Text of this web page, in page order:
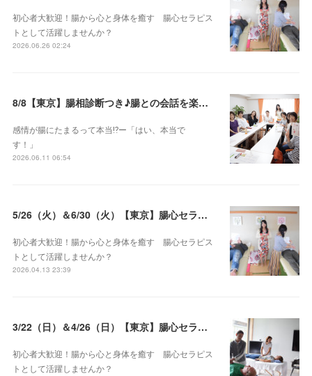
初心者大歓迎！腸から心と身体を癒す 腸心セラピス
トとして活躍しませんか？
2026.06.26 02:24
8/8【東京】腸相診断つき♪腸との会話を楽しむ♡腸心セラピー♪お試し体験会
感情が腸にたまるって本当⁉️ー「はい、本当で
す！」
2026.06.11 06:54
5/26（火）＆6/30（火）【東京】腸心セラピスト養成コース《２日間コース》開講決定
初心者大歓迎！腸から心と身体を癒す 腸心セラピス
トとして活躍しませんか？
2026.04.13 23:39
3/22（日）＆4/26（日）【東京】腸心セラピスト養成コース《２日間コース》開講決定
初心者大歓迎！腸から心と身体を癒す 腸心セラピス
トとして活躍しませんか？